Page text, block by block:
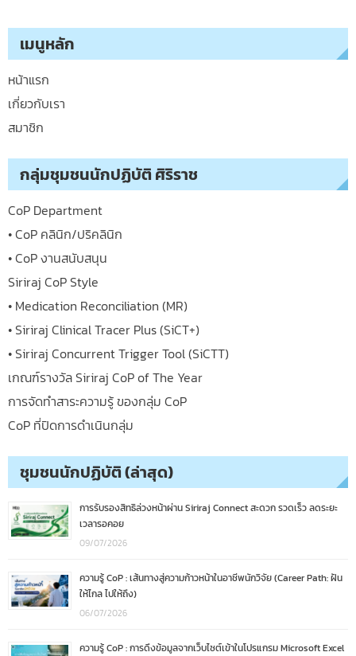
เมนูหลัก
หน้าแรก
เกี่ยวกับเรา
สมาชิก
กลุ่มชุมชนนักปฏิบัติ ศิริราช
CoP Department
• CoP คลินิก/ปริคลินิก
• CoP งานสนับสนุน
Siriraj CoP Style
• Medication Reconciliation (MR)
• Siriraj Clinical Tracer Plus (SiCT+)
• Siriraj Concurrent Trigger Tool (SiCTT)
เกณฑ์รางวัล Siriraj CoP of The Year
การจัดทำสาระความรู้ ของกลุ่ม CoP
CoP ที่ปิดการดำเนินกลุ่ม
ชุมชนนักปฏิบัติ (ล่าสุด)
การรับรองสิทธิล่วงหน้าผ่าน Siriraj Connect สะดวก รวดเร็ว ลดระยะ
เวลารอคอย
09/07/2026
ความรู้ CoP : เส้นทางสู่ความก้าวหน้าในอาชีพนักวิจัย (Career Path: ฝัน
ให้ไกล ไปให้ถึง)
06/07/2026
ความรู้ CoP : การดึงข้อมูลจากเว็บไซต์เข้าในโปรแกรม Microsoft Excel